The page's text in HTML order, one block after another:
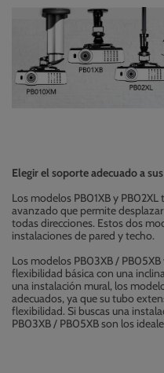
Elegir el soporte adecuado a
Los modelos PB01XB y
avanzado que permite
todas direcciones. Estos dos
instalaciones de pared y techo.
Los modelos PB03XB /
flexibilidad básica con una
una instalación mural, los
adecuados, ya que su tubo
flexibilidad. Si buscas una
PB03XB / PB05XB son los